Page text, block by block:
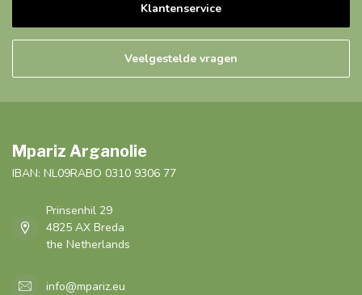
Klantenservice
Veelgestelde vragen
Mpariz Arganolie
IBAN: NL09RABO 0310 9306 77
Prinsenhil 29
4825 AX Breda
the Netherlands
info@mpariz.eu